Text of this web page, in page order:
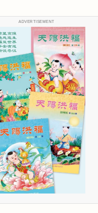
ADVERTISEMENT